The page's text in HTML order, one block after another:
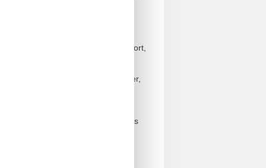
med havudsigt, live-events, sport,
270 kvm med 53 forskellige ruter,
Ostsee Resort Damp
de lokale åbningstider), indendørs
eller børnediskotek.